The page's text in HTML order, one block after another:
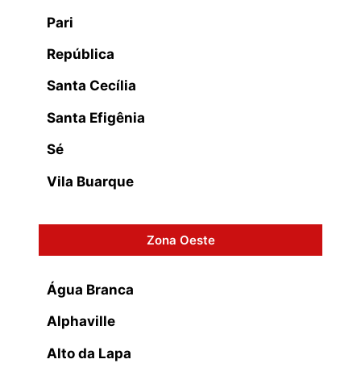
Pari
República
Santa Cecília
Santa Efigênia
Sé
Vila Buarque
Zona Oeste
Água Branca
Alphaville
Alto da Lapa